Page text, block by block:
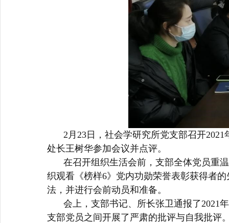
2 月 23日，社会学研究所党支部召开2021
处长王树华参加会议并点评。
在召开组织生活会前，支部全体党员重
织观看《榜样6》党内功勋荣誉表彰获得者
法，并进行会前动员和准备。
会上，支部书记、所长张卫通报了2021
支部党员之间开展了严肃的批评与自我批评